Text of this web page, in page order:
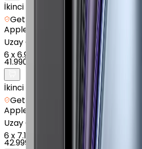
İkinci el
Getmobil Güvencesi
Apple
iPad Air 13" (7. Nesil) - 256
Uzay Grisi
6x6.998 TL
41.990 TL
İkinci el
Getmobil Güvencesi
Apple
iPad Air 11" (7. Nesil) - 128
Uzay Grisi
6x 7.167 TL
42.999 TL